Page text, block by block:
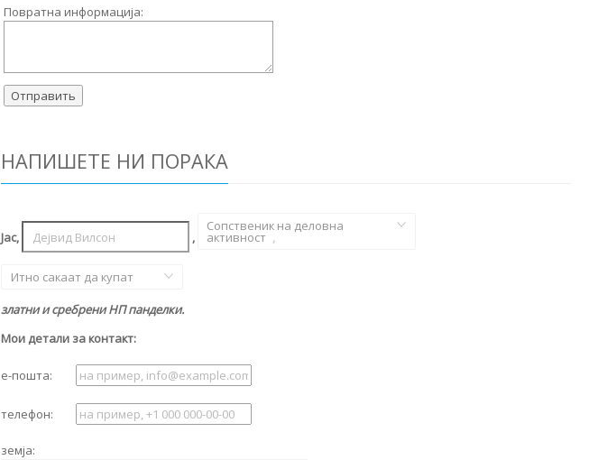
Повратна информација:
НАПИШЕТЕ НИ ПОРАКА
Јас, ,
Сопственик на деловна
активност
Итно сакаат да купат
златни и сребрени НП панделки.
Мои детали за контакт:
е-пошта:
телефон:
земја: